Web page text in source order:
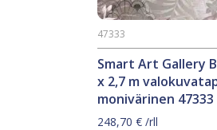
Smart Art Gallery
x 2,7 m
monivärinen 47333
47333
248,70 € /rll